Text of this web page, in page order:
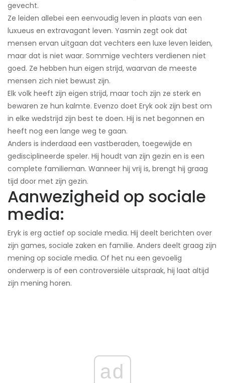
gevecht.
Ze leiden allebei een eenvoudig leven in plaats van een
luxueus en extravagant leven. Yasmin zegt ook dat
mensen ervan uitgaan dat vechters een luxe leven leiden,
maar dat is niet waar. Sommige vechters verdienen niet
goed. Ze hebben hun eigen strijd, waarvan de meeste
mensen zich niet bewust zijn.
Elk volk heeft zijn eigen strijd, maar toch zijn ze sterk en
bewaren ze hun kalmte. Evenzo doet Eryk ook zijn best om
in elke wedstrijd zijn best te doen. Hij is net begonnen en
heeft nog een lange weg te gaan.
Anders is inderdaad een vastberaden, toegewijde en
gedisciplineerde speler. Hij houdt van zijn gezin en is een
complete familieman. Wanneer hij vrij is, brengt hij graag
tijd door met zijn gezin.
Aanwezigheid op sociale
media:
Eryk is erg actief op sociale media. Hij deelt berichten over
zijn games, sociale zaken en familie. Anders deelt graag zijn
mening op sociale media. Of het nu een gevoelig
onderwerp is of een controversiële uitspraak, hij laat altijd
zijn mening horen.
ad